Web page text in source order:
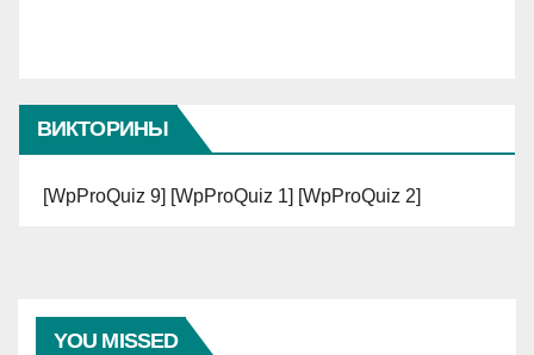
ВИКТОРИНЫ
[WpProQuiz 9] [WpProQuiz 1] [WpProQuiz 2]
YOU MISSED